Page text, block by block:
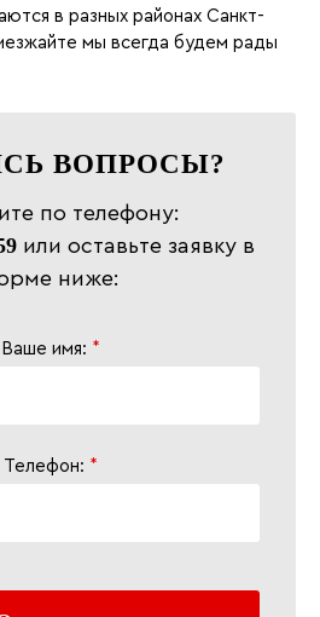
в разных районах Санкт-
мы всегда будем рады
ВОПРОСЫ?
по телефону:
или оставьте заявку в
ниже:
Ваше имя: *
Телефон: *